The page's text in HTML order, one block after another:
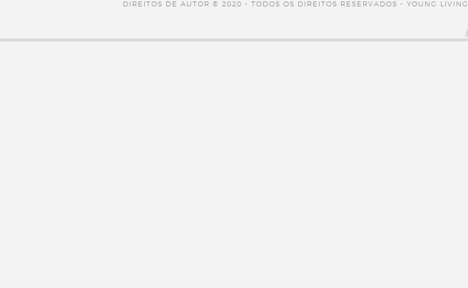
DIREITOS DE AUTOR © 2020 - TODOS OS DIREITOS RESERVADOS - YOUNG LIVING